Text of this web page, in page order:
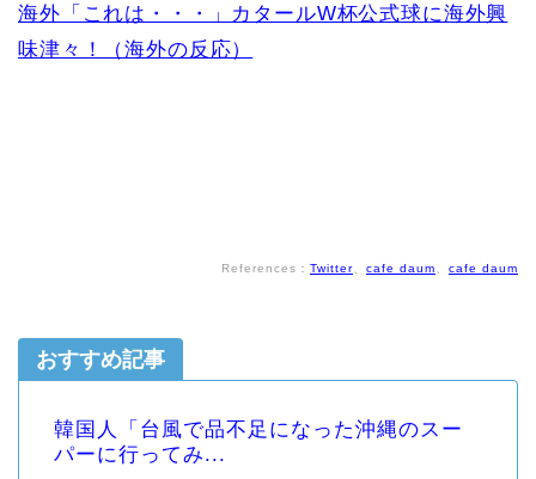
海外「これは・・・」カタールW杯公式球に海外興
味津々！（海外の反応）
References： Twitter、 cafe daum、 cafe daum
おすすめ記事
韓国人「台風で品不足になった沖縄のスー
パーに行ってみ...